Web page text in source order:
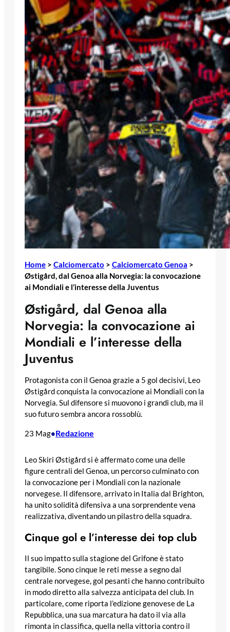
Home > Calciomercato > Calciomercato Genoa >
Østigård, dal Genoa alla Norvegia: la convocazione
ai Mondiali e l’interesse della Juventus
Østigård, dal Genoa alla
Norvegia: la convocazione ai
Mondiali e l’interesse della
Juventus
Protagonista con il Genoa grazie a 5 gol decisivi, Leo
Østigård conquista la convocazione ai Mondiali con la
Norvegia. Sul difensore si muovono i grandi club, ma il
suo futuro sembra ancora rossoblù.
23 Mag•Redazione
Leo Skiri Østigård si è affermato come una delle
figure centrali del Genoa, un percorso culminato con
la convocazione per i Mondiali con la nazionale
norvegese. Il difensore, arrivato in Italia dal Brighton,
ha unito solidità difensiva a una sorprendente vena
realizzativa, diventando un pilastro della squadra.
Cinque gol e l’interesse dei top club
Il suo impatto sulla stagione del Grifone è stato
tangibile. Sono cinque le reti messe a segno dal
centrale norvegese, gol pesanti che hanno contribuito
in modo diretto alla salvezza anticipata del club. In
particolare, come riporta l’edizione genovese de La
Repubblica, una sua marcatura ha dato il via alla
rimonta in classifica, quella nella vittoria contro il